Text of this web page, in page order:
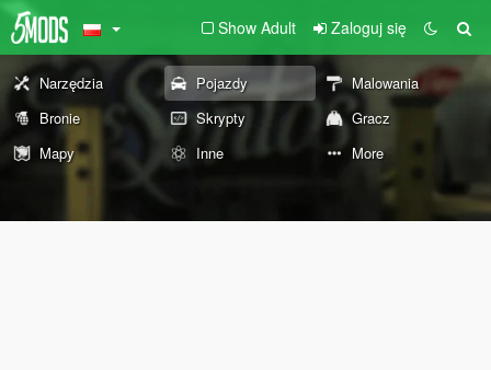
Show Adult Zaloguj się
Narzędzia Pojazdy
Malowania
Bronie
Skrypty
Gracz
Mapy
Inne More